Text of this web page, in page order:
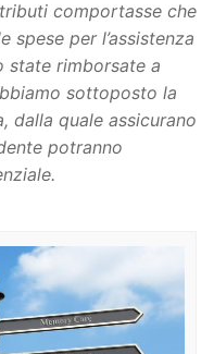
comportasse che
spese per l’assistenza
state rimborsate a
sottoposto la
dalla quale assicurano
potranno